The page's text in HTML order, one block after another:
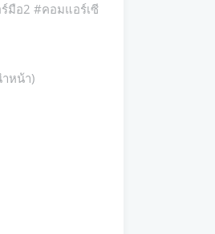
มือ2 #คอมแอร์เซี
ำหน้า)